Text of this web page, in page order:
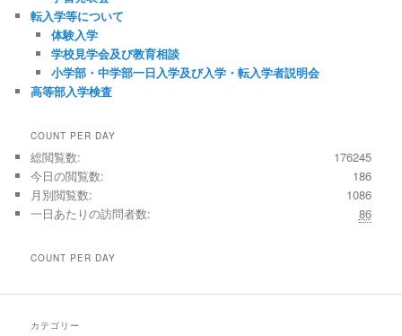
転入学等について
体験入学
学校見学会及び教育相談
小学部・中学部一日入学及び入学・転入学者説明会
高等部入学検査
COUNT PER DAY
176245
総閲覧数:
186
今日の閲覧数:
1086
月別閲覧数:
86
一日あたりの訪問者数:
COUNT PER DAY
カテゴリー